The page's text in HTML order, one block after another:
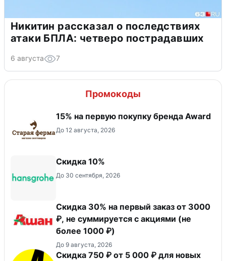
Никитин рассказал о последствиях
атаки БПЛА: четверо пострадавших
6 августа 7
Промокоды
15% на первую покупку бренда Award
До 12 августа, 2026
Скидка 10%
До 30 сентября, 2026
Скидка 30% на первый заказ от 3000
₽, не суммируется c акциями (не
более 1000 ₽)
До 9 августа, 2026
Скидка 750 ₽ от 5 000 ₽ для новых